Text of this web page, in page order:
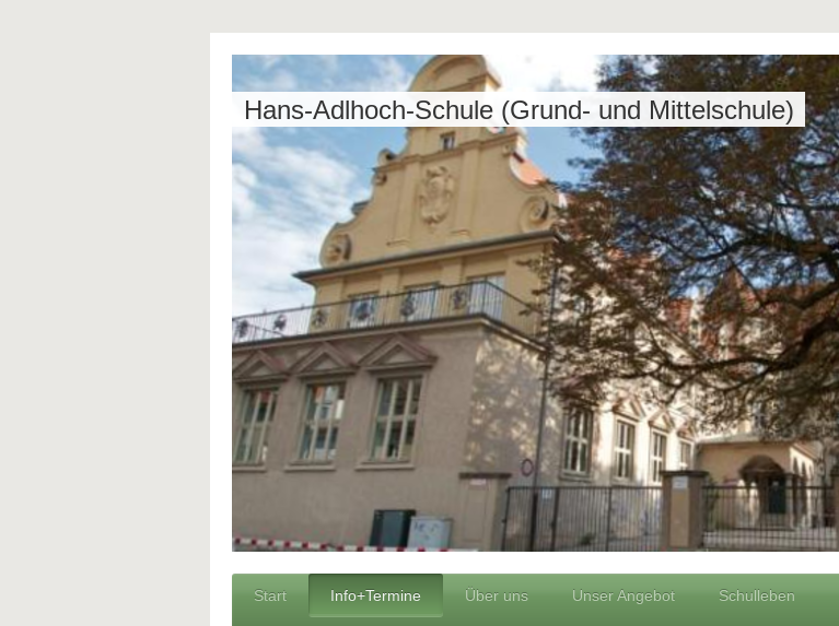
Hans-Adlhoch-Schule (Grund- und Mittelschule)
Start Info+Termine Über uns Unser Angebot Schulleben